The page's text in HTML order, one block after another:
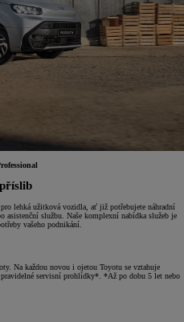
lehká užitková vozidla, ať již potřebujete náhradní
službu. Naše komplexní nabídka služeb je
vašeho podnikání.
Na každou novou i ojetou Toyotu se vztahuje
pravidelné servisní prohlídky*. *Až po dobu 5 let nebo